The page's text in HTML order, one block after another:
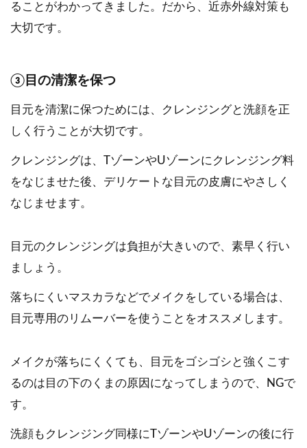
ることがわかってきました。だから、近赤外線対策も
大切です。
③目の清潔を保つ
目元を清潔に保つためには、クレンジングと洗顔を正
しく行うことが大切です。
クレンジングは、TゾーンやUゾーンにクレンジング料
をなじませた後、デリケートな目元の皮膚にやさしく
なじませます。
目元のクレンジングは負担が大きいので、素早く行い
ましょう。
落ちにくいマスカラなどでメイクをしている場合は、
目元専用のリムーバーを使うことをオススメします。
メイクが落ちにくくても、目元をゴシゴシと強くこす
るのは目の下のくまの原因になってしまうので、NGで
す。
洗顔もクレンジング同様にTゾーンやUゾーンの後に行